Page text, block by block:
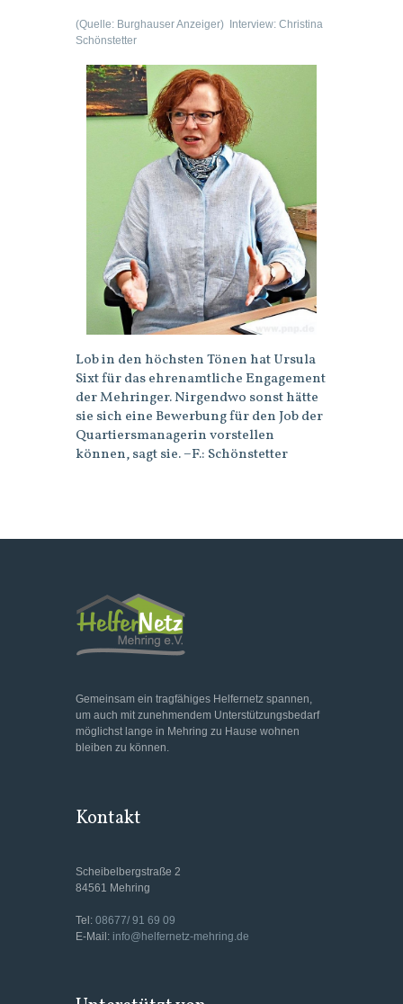
(Quelle: Burghauser Anzeiger)
Interview: Christina
Schönstetter
Lob in den höchsten Tönen hat Ursula
Sixt für das ehrenamtliche Engagement
der Mehringer. Nirgendwo sonst hätte
sie sich eine Bewerbung für den Job der
Quartiersmanagerin vorstellen
können, sagt sie. −F.: Schönstetter
Gemeinsam ein tragfähiges Helfernetz spannen,
um auch mit zunehmendem Unterstützungsbedarf
möglichst lange in Mehring zu Hause wohnen
bleiben zu können.
Kontakt
Scheibelbergstraße 2
84561 Mehring
Tel: 08677/ 91 69 09
E-Mail: info@helfernetz-mehring.de